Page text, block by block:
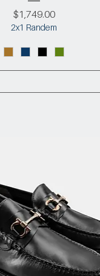
Precio
$1,749.00
2x1 Randem